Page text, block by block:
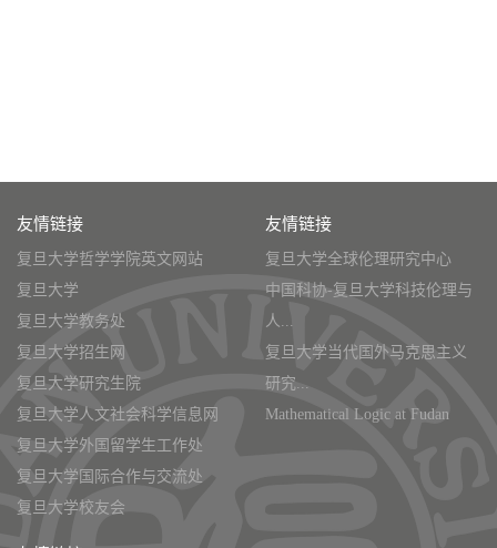
友情链接
复旦大学哲学学院英文网站
复旦大学
复旦大学教务处
复旦大学招生网
复旦大学研究生院
复旦大学人文社会科学信息网
复旦大学外国留学生工作处
复旦大学国际合作与交流处
复旦大学校友会
友情链接
复旦大学全球伦理研究中心
中国科协-复旦大学科技伦理与
人...
复旦大学当代国外马克思主义
研究...
Mathematical Logic at Fudan